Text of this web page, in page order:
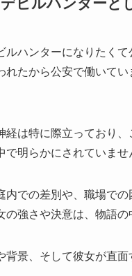
ルハンターになりたく
れたから公安で働いて
経は特に際立っており
で明らかにされていませ
内での差別や、職場で
の強さや決意は、物語
背景、そして彼女が直